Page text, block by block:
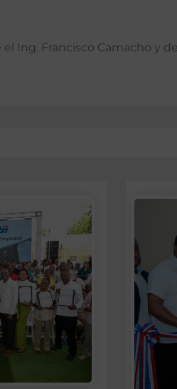
Ing. Francisco Camacho y